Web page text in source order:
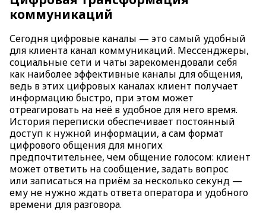
коммуникаций
Сегодня цифровые каналы — это самый удобный
для клиента канал коммуникаций. Мессенджеры,
социальные сети и чаты зарекомендовали себя
как наиболее эффективные каналы для общения,
ведь в этих цифровых каналах клиент получает
информацию быстро, при этом может
отреагировать на неё в удобное для него время.
История переписки обеспечивает постоянный
доступ к нужной информации, а сам формат
цифрового общения для многих
предпочтительнее, чем общение голосом: клиент
может ответить на сообщение, задать вопрос
или записаться на приём за несколько секунд —
ему не нужно ждать ответа оператора и удобного
времени для разговора.